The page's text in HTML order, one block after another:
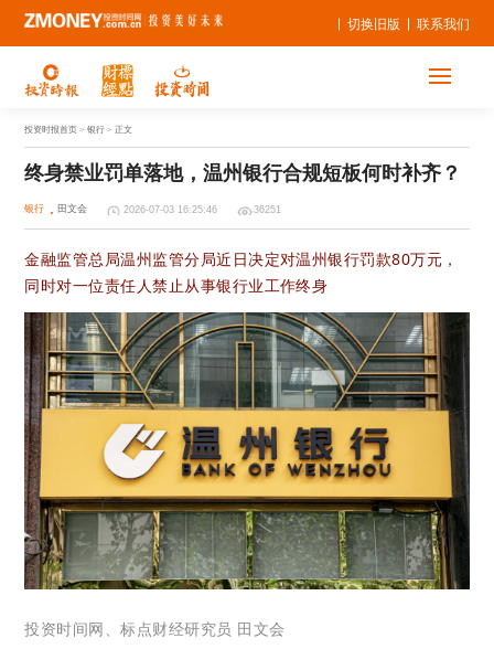
联系我们
切换旧版
投资时报首页 > 银行 > 正文
终身禁业罚单落地，温州银行合规短板何时补齐？
银行 田文会 2026-07-03 16:25:46 36251
金融监管总局温州监管分局近日决定对温州银行罚款80万元，
同时对一位责任人禁止从事银行业工作终身
投资时间网、标点财经研究员 田文会